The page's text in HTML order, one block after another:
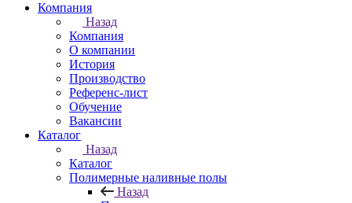
Компания
Назад
Компания
О компании
История
Производство
Референс-лист
Обучение
Вакансии
Каталог
Назад
Каталог
Полимерные наливные полы
Назад